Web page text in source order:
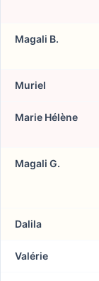
Magali B.
Muriel
Marie Hélène
Magali G.
Dalila
Valérie